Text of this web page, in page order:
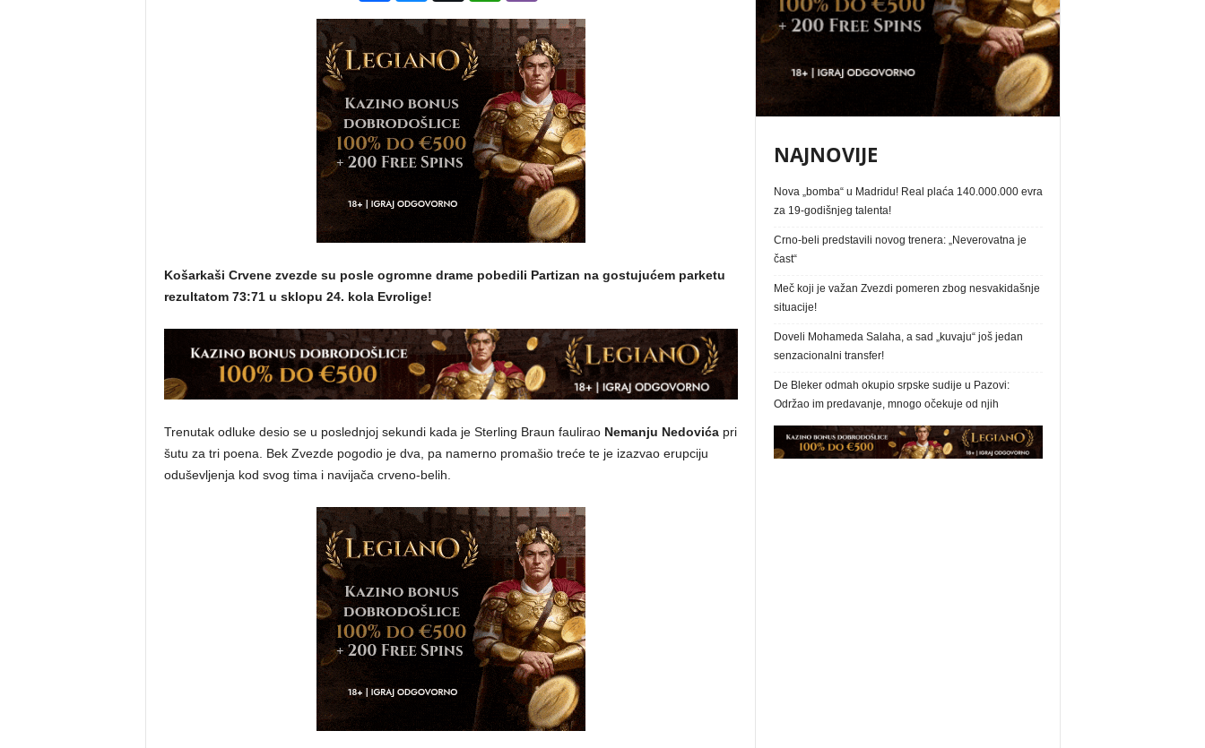
Košarkaši Crvene zvezde su posle ogromne drame pobedili Partizan na gostujućem parketu
rezultatom 73:71 u sklopu 24. kola Evrolige!
Trenutak odluke desio se u poslednjoj sekundi kada je Sterling Braun faulirao Nemanju Nedovićapri
šutu za tri poena. Bek Zvezde pogodio je dva, pa namerno promašio treće te je izazvao erupciju
oduševljenja kod svog tima i navijača crveno-belih.
NAJNOVIJE
Nova „bomba“ u Madridu! Real plaća 140.000.000 evra
za 19-godišnjeg talenta!
Crno-beli predstavili novog trenera: „Neverovatna je
čast“
Meč koji je važan Zvezdi pomeren zbog nesvakidašnje
situacije!
Doveli Mohameda Salaha, a sad „kuvaju“ još jedan
senzacionalni transfer!
De Bleker odmah okupio srpske sudije u Pazovi:
Održao im predavanje, mnogo očekuje od njih